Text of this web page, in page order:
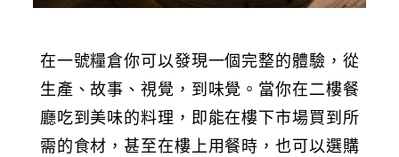
在一號糧倉你可以發現一個完整的體驗，從
生產、故事、視覺，到味覺。當你在二樓餐
廳吃到美味的料理，即能在樓下市場買到所
需的食材，甚至在樓上用餐時，也可以選購